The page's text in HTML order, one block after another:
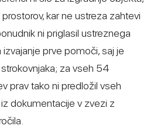
kar ne ustreza zahtevi
ni priglasil ustreznega
prve pomoči, saj je
za vseh 54
prav tako ni predložil vseh
dokumentacije v zvezi z